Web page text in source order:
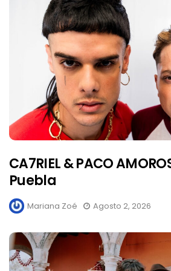
CA7RIEL & PACO
Puebla
Mariana Zoé Agosto 2, 2026